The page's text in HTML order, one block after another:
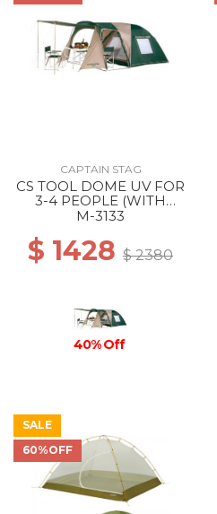
CAPTAIN STAG
CS TOOL DOME UV FOR
3-4 PEOPLE (WITH
CARRY BAG) --
M-3133
$ 1428 $ 2380
40% Off
SALE
60%OFF